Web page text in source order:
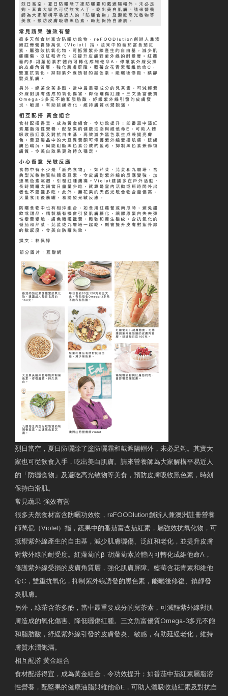
烈日當空，夏日防曬除了塗防曬霜和戴遮陽帽外，未必足夠。其實大
家也可從飲食入手，吃出美白肌膚。請來營養師為大家解構平易近人
的「防曬食物」及避吃高光敏物等美食，預防皮膚吸收黑色素，時刻
保持白滑肌。
常見蔬果 強效有營
很多天然食材富含防曬功效物，reFOODlution創辧人兼澳洲註冊營養
師萬侃（Violet）指，蔬果中的番茄富含茄紅素，屬強效抗氧化物，可
抵禦紫外線產生的自由基，減少肌膚曬傷、泛紅和老化，並提升皮膚
對紫外線的耐受度。紅蘿蔔的β-胡蘿蔔素於體內可轉化成維他命A，
修護紫外線受損的皮膚角質層，強化肌膚屏障。藍莓含花青素和維他
命C，雙重抗氧化，抑制紫外線誘發的黑色素，能曬後修復、鎮靜發
炎肌膚。
另外，綠茶含茶多酚，當中最重要成分的兒茶素，可減輕紫外線對肌
膚造成的氧化傷害、降低曬傷紅腫。三文魚富優質Omega-3多元不飽
和脂肪酸，紓緩紫外線引發的皮膚發炎、敏感，有助延緩老化，維持
膚質水潤飽滿。
相互配搭 黃金組合
食材配搭得宜，成為黃金組合，令功效提升；如番茄中茄紅素屬脂溶
性營養，配堅果的健康油脂與維他命E，可助人體吸收茄紅素及對抗自